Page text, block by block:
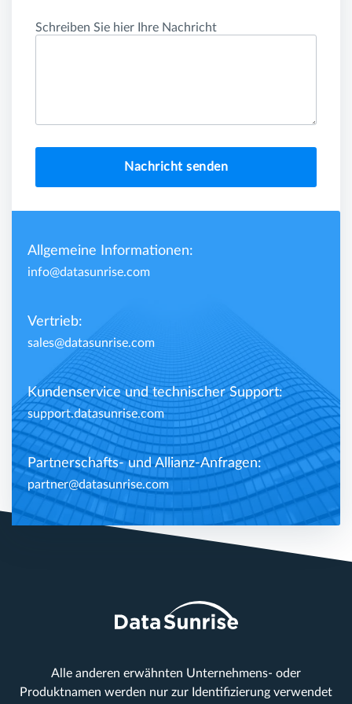
Schreiben Sie hier Ihre Nachricht
Nachricht senden
Allgemeine Informationen:
info@datasunrise.com
Vertrieb:
sales@datasunrise.com
Kundenservice und technischer Support:
support.datasunrise.com
Partnerschafts- und Allianz-Anfragen:
partner@datasunrise.com
Alle anderen erwähnten Unternehmens- oder
Produktnamen werden nur zur Identifizierung verwendet